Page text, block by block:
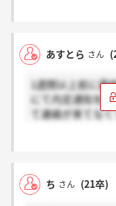
あすとら さん
1週間以上前に最
にて内定通知を
て連絡が来てな
ち さん (21卒)